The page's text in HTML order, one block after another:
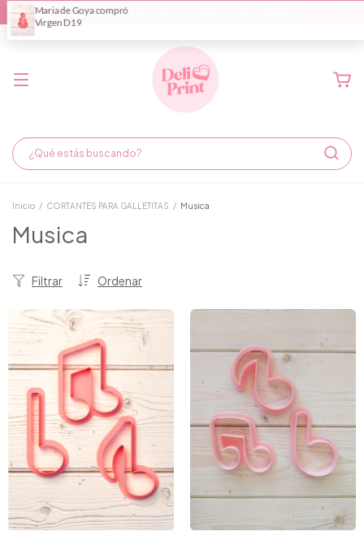
Demora de fabricación hasta 6 días hábiles
Inicio / CORTANTES PARA GALLETITAS / Musica
Musica
Ordenar
Filtrar